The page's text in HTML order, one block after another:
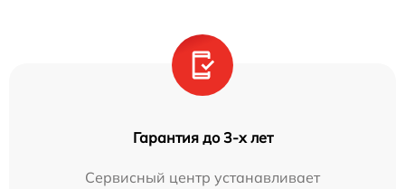
Гарантия до 3-х лет
Сервисный центр устанавливает